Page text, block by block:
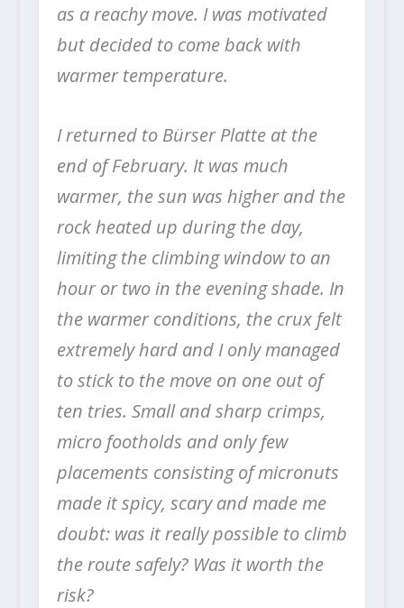
as a reachy move. I was motivated
but decided to come back with
warmer temperature.
I returned to Bürser Platte at the
end of February. It was much
warmer, the sun was higher and the
rock heated up during the day,
limiting the climbing window to an
hour or two in the evening shade. In
the warmer conditions, the crux felt
extremely hard and I only managed
to stick to the move on one out of
ten tries. Small and sharp crimps,
micro footholds and only few
placements consisting of micronuts
made it spicy, scary and made me
doubt: was it really possible to climb
the route safely? Was it worth the
risk?